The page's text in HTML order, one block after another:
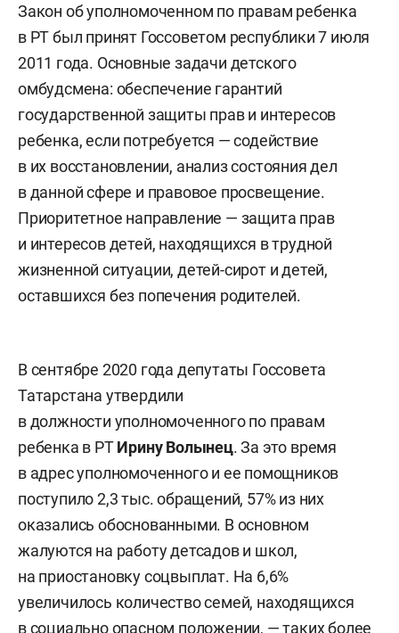
Закон об уполномоченном по правам ребенка
в РТ был принят Госсоветом республики 7 июля
2011 года. Основные задачи детского
омбудсмена: обеспечение гарантий
государственной защиты прав и интересов
ребенка, если потребуется — содействие
в их восстановлении, анализ состояния дел
в данной сфере и правовое просвещение.
Приоритетное направление — защита прав
и интересов детей, находящихся в трудной
жизненной ситуации, детей-сирот и детей,
оставшихся без попечения родителей.
В сентябре 2020 года депутаты Госсовета
Татарстана утвердили
в должности уполномоченного по правам
ребенка в РТИрину Волынец. За это время
в адрес уполномоченного и ее помощников
поступило 2,3 тыс. обращений, 57% из них
оказались обоснованными. В основном
жалуются на работу детсадов и школ,
на приостановку соцвыплат. На 6,6%
увеличилось количество семей, находящихся
в социально опасном положении, — таких более